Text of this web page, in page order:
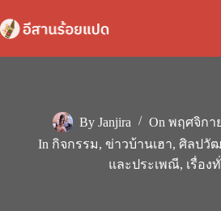
to
content
By Janjira On พฤศจิกา
In กิจกรรม,ข่าวบ้านเฮา,ศิลปวั
และประเพณี, เรื่อง